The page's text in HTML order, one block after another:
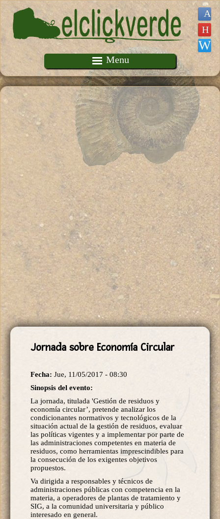
Pasar al contenido principal
Menu
Jornada sobre Economía Circular
Fecha: Jue, 11/05/2017 - 08:30
Sinopsis del evento:
La jornada, titulada 'Gestión de residuos y
economía circular’, pretende analizar los
condicionantes normativos y tecnológicos de la
situación actual de la gestión de residuos, evaluar
las políticas vigentes y a implementar por parte de
las administraciones competentes en materia de
residuos, como herramientas imprescindibles para
la consecución de los exigentes objetivos
propuestos.
Va dirigida a responsables y técnicos de
administraciones públicas con competencia en la
materia, a operadores de plantas de tratamiento y
SIG, a la comunidad universitaria y público
interesado en general.